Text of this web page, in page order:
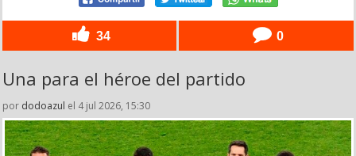
34 0
Una para el héroe del partido
por dodoazul el 4 jul 2026, 15:30